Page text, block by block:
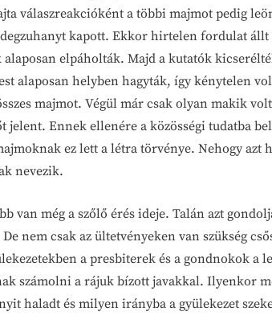
válaszreakcióként a többi majmot pedig
kapott. Ekkor hirtelen fordulat
alaposan elpáholták. Majd a kutatók
alaposan helyben hagyták, így kénytelen
majmot. Végül már csak olyan makik
Ennek ellenére a közösségi tudatba
ez lett a létra törvénye. Nehogy
nevezik.
van még a szőlő érés ideje. Talán azt
nem csak az ültetvényeken van szükség
a presbiterek és a gondnokok
számolni a rájuk bízott javakkal. Ilyenkor
haladt és milyen irányba a gyülekezet